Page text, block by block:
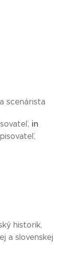
scenárista
in
historik,
a slovenskej